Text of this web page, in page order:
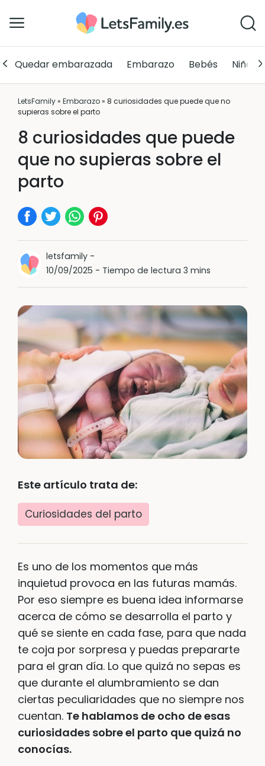
Quedar embarazada Embarazo Bebés Niños
LetsFamily» Embarazo» 8 curiosidades que puede que no
supieras sobre el parto
8 curiosidades que puede
que no supieras sobre el
parto
letsfamily -
10/09/2025 - Tiempo de lectura 3 mins
Este artículo trata de:
Curiosidades del parto
Es uno de los momentos que más
inquietud provoca en las futuras mamás.
Por eso siempre es buena idea informarse
acerca de cómo se desarrolla el parto y
qué se siente en cada fase, para que nada
te coja por sorpresa y puedas prepararte
para el gran día. Lo que quizá no sepas es
que durante el alumbramiento se dan
ciertas peculiaridades que no siempre nos
cuentan. Te hablamos de ocho de esas
curiosidades sobre el parto que quizá no
conocías.